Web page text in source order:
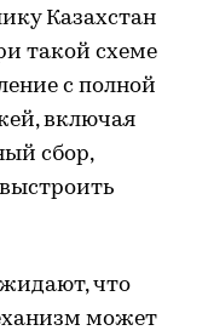
Казахстан
такой схеме
с полной
включая
сбор,
что
может